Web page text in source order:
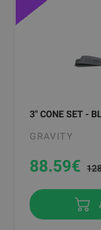
3" CONE SET -
GRAVITY
88.59€